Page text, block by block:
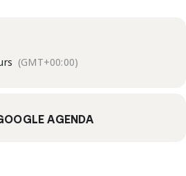
(GMT+00:00)
AGENDA